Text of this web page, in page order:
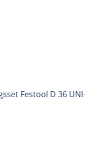
Festool D 36 UNI-